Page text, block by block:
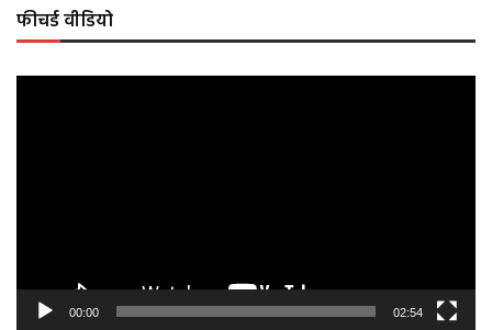
फीचर्ड वीडियो
00:00 02:54